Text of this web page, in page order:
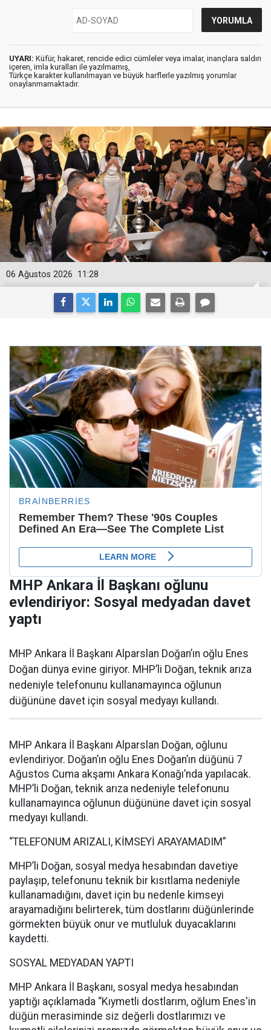
UYARI: Küfür, hakaret, rencide edici cümleler veya imalar, inançlara saldırı
içeren, imla kuralları ile yazılmamış,
Türkçe karakter kullanılmayan ve büyük harflerle yazılmış yorumlar
onaylanmamaktadır.
11:28
06 Ağustos 2026
MHP Ankara İl Başkanı oğlunu
evlendiriyor: Sosyal medyadan davet
yaptı
MHP Ankara İl Başkanı Alparslan Doğan’ın oğlu Enes
Doğan dünya evine giriyor. MHP’li Doğan, teknik arıza
nedeniyle telefonunu kullanamayınca oğlunun
düğününe davet için sosyal medyayı kullandı.
MHP Ankara İl Başkanı Alparslan Doğan, oğlunu
evlendiriyor. Doğan’ın oğlu Enes Doğan’ın düğünü 7
Ağustos Cuma akşamı Ankara Konağı’nda yapılacak.
MHP’li Doğan, teknik arıza nedeniyle telefonunu
kullanamayınca oğlunun düğününe davet için sosyal
medyayı kullandı.
“TELEFONUM ARIZALI, KİMSEYİ ARAYAMADIM”
MHP’li Doğan, sosyal medya hesabından davetiye
paylaşıp, telefonunu teknik bir kısıtlama nedeniyle
kullanamadığını, davet için bu nedenle kimseyi
arayamadığını belirterek, tüm dostlarını düğünlerinde
görmekten büyük onur ve mutluluk duyacaklarını
kaydetti.
SOSYAL MEDYADAN YAPTI
MHP Ankara İl Başkanı, sosyal medya hesabından
yaptığı açıklamada “Kıymetli dostlarım, oğlum Enes'in
düğün merasiminde siz değerli dostlarımızı ve